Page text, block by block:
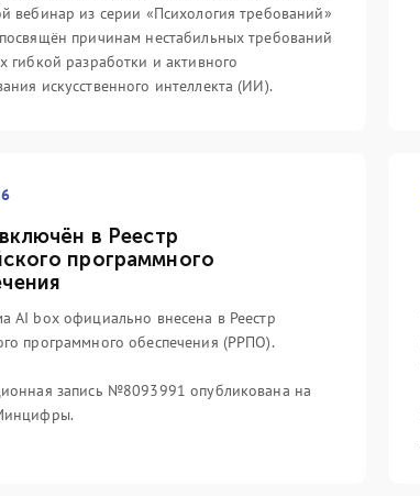
вебинар из серии «Психология требований»
причинам нестабильных требований
гибкой разработки и активного
искусственного интеллекта (ИИ).
в Реестр
программного
AI box официально внесена в Реестр
программного обеспечения (РРПО).
запись №8093991 опубликована на